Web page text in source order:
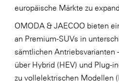
europäische Märkte zu
OMODA & JAECOO bieten
an Premium-SUVs in
sämtlichen Antriebsvarianten
über Hybrid (HEV) und Plug-
zu vollelektrischen Modellen